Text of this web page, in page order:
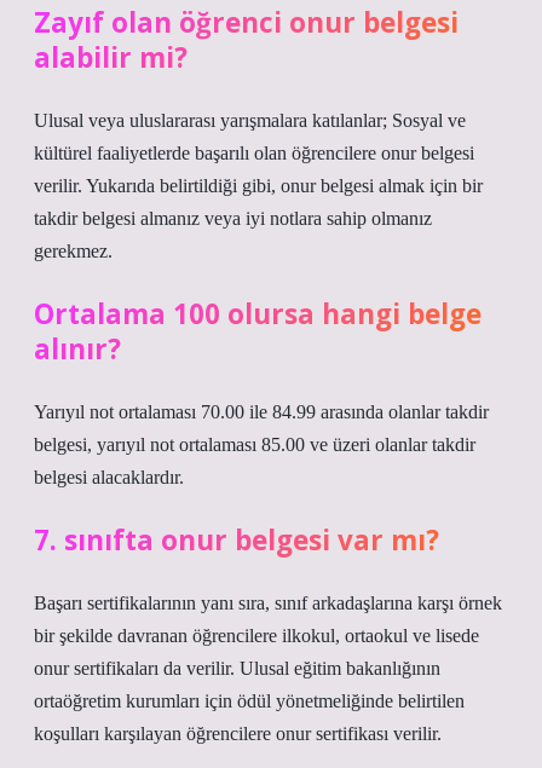
Zayıf olan öğrenci onur belgesi
alabilir mi?
Ulusal veya uluslararası yarışmalara katılanlar; Sosyal ve
kültürel faaliyetlerde başarılı olan öğrencilere onur belgesi
verilir. Yukarıda belirtildiği gibi, onur belgesi almak için bir
takdir belgesi almanız veya iyi notlara sahip olmanız
gerekmez.
Ortalama 100 olursa hangi belge
alınır?
Yarıyıl not ortalaması 70.00 ile 84.99 arasında olanlar takdir
belgesi, yarıyıl not ortalaması 85.00 ve üzeri olanlar takdir
belgesi alacaklardır.
7. sınıfta onur belgesi var mı?
Başarı sertifikalarının yanı sıra, sınıf arkadaşlarına karşı örnek
bir şekilde davranan öğrencilere ilkokul, ortaokul ve lisede
onur sertifikaları da verilir. Ulusal eğitim bakanlığının
ortaöğretim kurumları için ödül yönetmeliğinde belirtilen
koşulları karşılayan öğrencilere onur sertifikası verilir.